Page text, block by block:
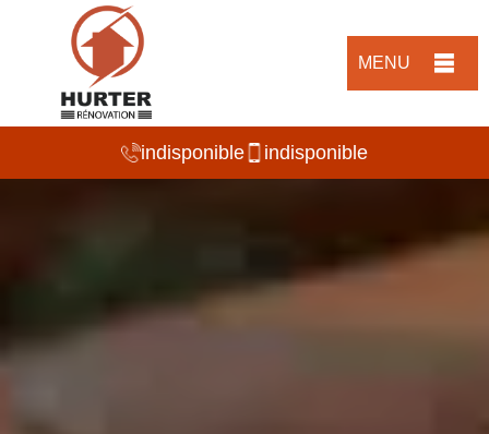
MENU
indisponible indisponible